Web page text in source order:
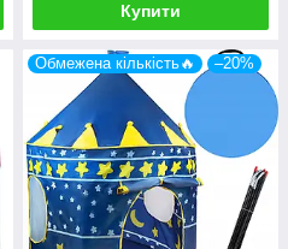
Купити
Обмежена кількість🔥 –20%